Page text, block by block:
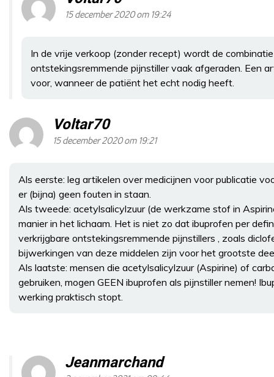
15 december 2020 om 19:24
In de vrije verkoop (zonder recept) wordt de
ontstekingsremmende pijnstiller vaak afgeraden. Een
voor, wanneer de patiënt het echt nodig heeft.
Voltar70
15 december 2020 om 19:21
Als eerste: leg artikelen over medicijnen voor publicatie
er (bijna) geen fouten in staan.
Als tweede: acetylsalicylzuur (de werkzame stof in
manier in het lichaam. Het is niet zo dat ibuprofen per
verkrijgbare ontstekingsremmende pijnstillers , zoals
bijwerkingen van deze middelen zijn voor het grootste
Als laatste: mensen die acetylsalicylzuur (Aspirine) of
gebruiken, mogen GEEN ibuprofen als pijnstiller nemen!
werking praktisch stopt.
Jeanmarchand